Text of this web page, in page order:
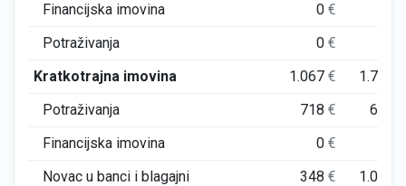
Financijska imovina
0€
Potraživanja
0€
Kratkotrajna imovina
1.067€ 1.730
Potraživanja
718€ 663
Financijska imovina
0€
Novac u banci i blagajni
348€ 1.067